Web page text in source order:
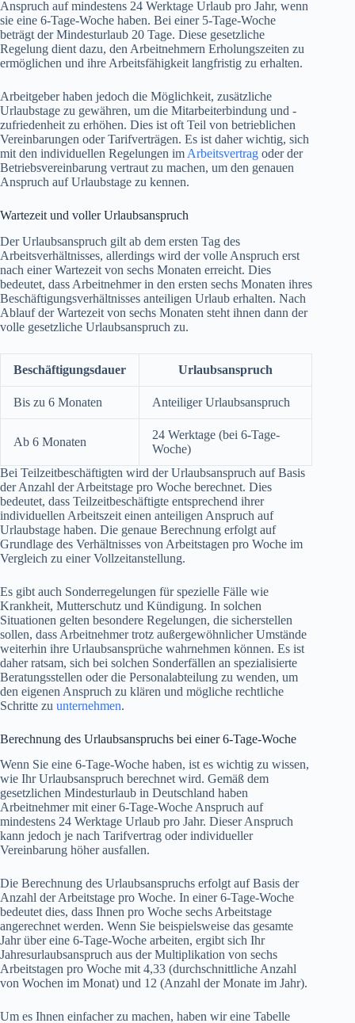
Anspruch auf mindestens 24 Werktage Urlaub pro Jahr, wenn
sie eine 6-Tage-Woche haben. Bei einer 5-Tage-Woche
beträgt der Mindesturlaub 20 Tage. Diese gesetzliche
Regelung dient dazu, den Arbeitnehmern Erholungszeiten zu
ermöglichen und ihre Arbeitsfähigkeit langfristig zu erhalten.
Arbeitgeber haben jedoch die Möglichkeit, zusätzliche
Urlaubstage zu gewähren, um die Mitarbeiterbindung und -
zufriedenheit zu erhöhen. Dies ist oft Teil von betrieblichen
Vereinbarungen oder Tarifverträgen. Es ist daher wichtig, sich
mit den individuellen Regelungen im Arbeitsvertrag oder der
Betriebsvereinbarung vertraut zu machen, um den genauen
Anspruch auf Urlaubstage zu kennen.
Wartezeit und voller Urlaubsanspruch
Der Urlaubsanspruch gilt ab dem ersten Tag des
Arbeitsverhältnisses, allerdings wird der volle Anspruch erst
nach einer Wartezeit von sechs Monaten erreicht. Dies
bedeutet, dass Arbeitnehmer in den ersten sechs Monaten ihres
Beschäftigungsverhältnisses anteiligen Urlaub erhalten. Nach
Ablauf der Wartezeit von sechs Monaten steht ihnen dann der
volle gesetzliche Urlaubsanspruch zu.
Beschäftigungsdauer Urlaubsanspruch
Bis zu 6 Monaten Anteiliger Urlaubsanspruch
Ab 6 Monaten
24 Werktage (bei 6-Tage-
Woche)
Bei Teilzeitbeschäftigten wird der Urlaubsanspruch auf Basis
der Anzahl der Arbeitstage pro Woche berechnet. Dies
bedeutet, dass Teilzeitbeschäftigte entsprechend ihrer
individuellen Arbeitszeit einen anteiligen Anspruch auf
Urlaubstage haben. Die genaue Berechnung erfolgt auf
Grundlage des Verhältnisses von Arbeitstagen pro Woche im
Vergleich zu einer Vollzeitanstellung.
Es gibt auch Sonderregelungen für spezielle Fälle wie
Krankheit, Mutterschutz und Kündigung. In solchen
Situationen gelten besondere Regelungen, die sicherstellen
sollen, dass Arbeitnehmer trotz außergewöhnlicher Umstände
weiterhin ihre Urlaubsansprüche wahrnehmen können. Es ist
daher ratsam, sich bei solchen Sonderfällen an spezialisierte
Beratungsstellen oder die Personalabteilung zu wenden, um
den eigenen Anspruch zu klären und mögliche rechtliche
Schritte zu unternehmen.
Berechnung des Urlaubsanspruchs bei einer 6-Tage-Woche
Wenn Sie eine 6-Tage-Woche haben, ist es wichtig zu wissen,
wie Ihr Urlaubsanspruch berechnet wird. Gemäß dem
gesetzlichen Mindesturlaub in Deutschland haben
Arbeitnehmer mit einer 6-Tage-Woche Anspruch auf
mindestens 24 Werktage Urlaub pro Jahr. Dieser Anspruch
kann jedoch je nach Tarifvertrag oder individueller
Vereinbarung höher ausfallen.
Die Berechnung des Urlaubsanspruchs erfolgt auf Basis der
Anzahl der Arbeitstage pro Woche. In einer 6-Tage-Woche
bedeutet dies, dass Ihnen pro Woche sechs Arbeitstage
angerechnet werden. Wenn Sie beispielsweise das gesamte
Jahr über eine 6-Tage-Woche arbeiten, ergibt sich Ihr
Jahresurlaubsanspruch aus der Multiplikation von sechs
Arbeitstagen pro Woche mit 4,33 (durchschnittliche Anzahl
von Wochen im Monat) und 12 (Anzahl der Monate im Jahr).
Um es Ihnen einfacher zu machen, haben wir eine Tabelle